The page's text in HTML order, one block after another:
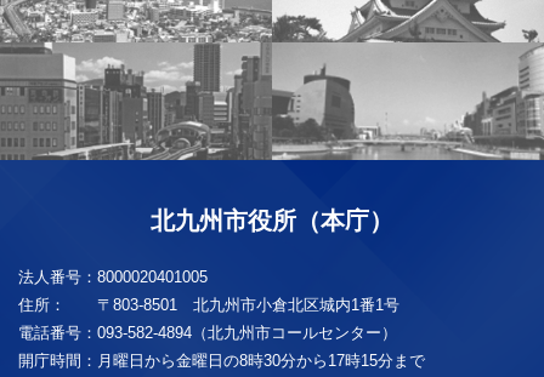
北九州市役所（本庁）
法人番号： 8000020401005
住所：
〒803-8501 北九州市小倉北区城内1番1号
電話番号： 093-582-4894（北九州市コールセンター）
開庁時間： 月曜日から金曜日の8時30分から17時15分まで